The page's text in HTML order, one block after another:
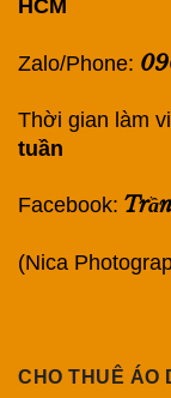
HCM
Zalo/Phone:
Thời gian làm
tuần
Facebook:
(Nica
CHO THUÊ ÁO